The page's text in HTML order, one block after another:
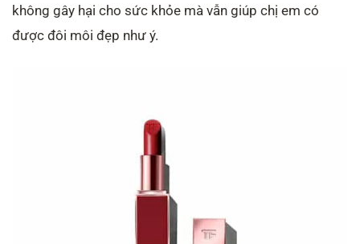
không gây hại cho sức khỏe mà vẫn giúp chị em có
được đôi môi đẹp như ý.